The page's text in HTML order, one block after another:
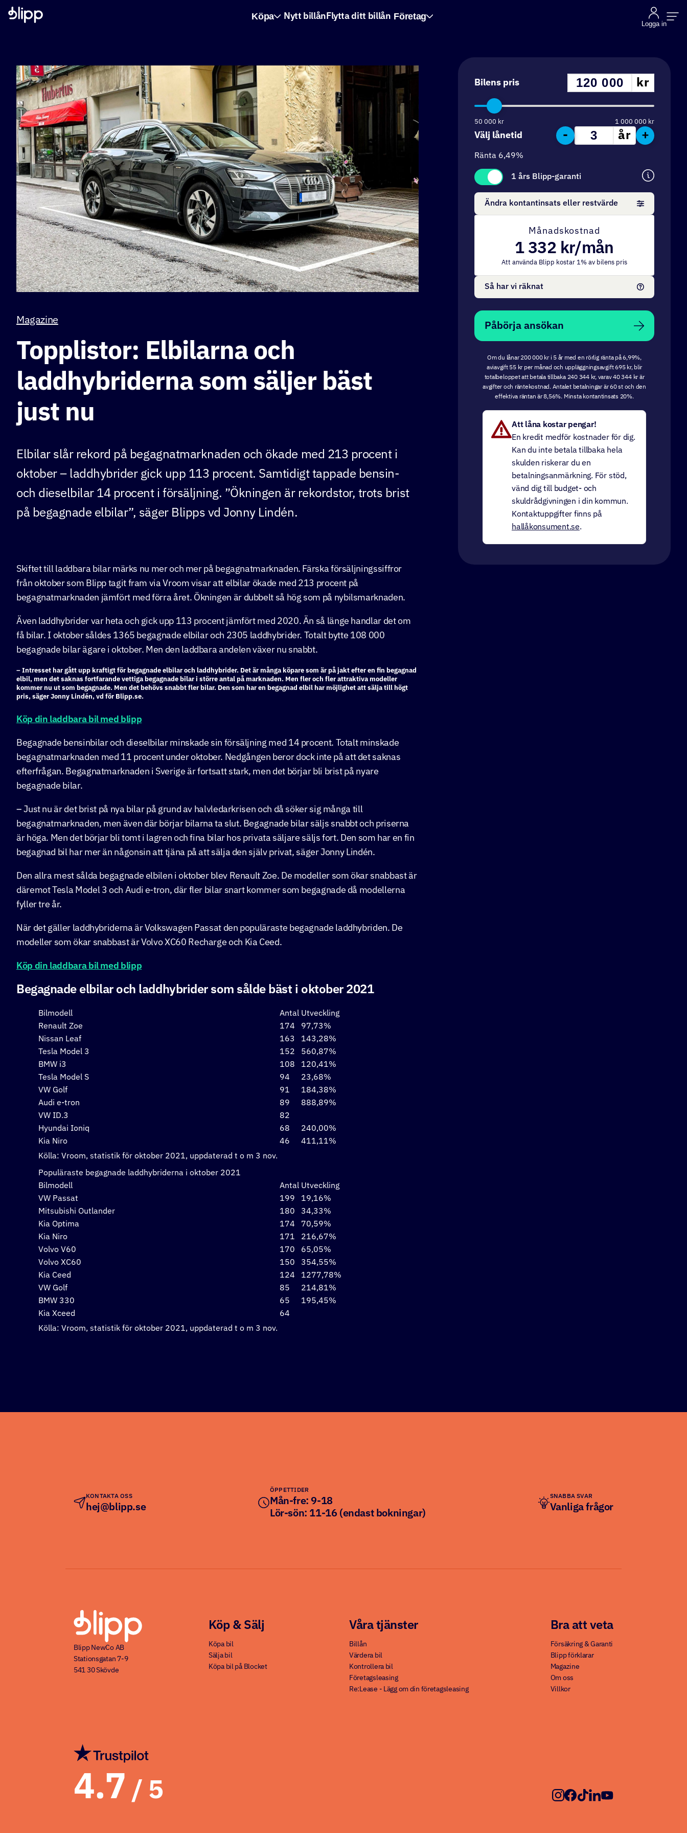
Köpa Nytt billån Flytta ditt billån Företag
Logga in
Magazine
Topplistor: Elbilarna och
laddhybriderna som säljer bäst
just nu
Elbilar slår rekord på begagnatmarknaden och ökade med 213 procent i
oktober – laddhybrider gick upp 113 procent. Samtidigt tappade bensin-
och dieselbilar 14 procent i försäljning. ”Ökningen är rekordstor, trots brist
på begagnade elbilar”, säger Blipps vd Jonny Lindén.
Skiftet till laddbara bilar märks nu mer och mer på begagnatmarknaden. Färska försäljningssiffror
från oktober som Blipp tagit fram via Vroom visar att elbilar ökade med 213 procent på
begagnatmarknaden jämfört med förra året. Ökningen är dubbelt så hög som på nybilsmarknaden.
Även laddhybrider var heta och gick upp 113 procent jämfört med 2020. Än så länge handlar det om
få bilar. I oktober såldes 1365 begagnade elbilar och 2305 laddhybrider. Totalt bytte 108 000
begagnade bilar ägare i oktober. Men den laddbara andelen växer nu snabbt.
– Intresset har gått upp kraftigt för begagnade elbilar och laddhybrider. Det är många köpare som är på jakt efter en fin begagnad
elbil, men det saknas fortfarande vettiga begagnade bilar i större antal på marknaden. Men fler och fler attraktiva modeller
kommer nu ut som begagnade. Men det behövs snabbt fler bilar. Den som har en begagnad elbil har möjlighet att sälja till högt
pris, säger Jonny Lindén, vd för Blipp.se.
Köp din laddbara bil med blipp
Begagnade bensinbilar och dieselbilar minskade sin försäljning med 14 procent. Totalt minskade
begagnatmarknaden med 11 procent under oktober. Nedgången beror dock inte på att det saknas
efterfrågan. Begagnatmarknaden i Sverige är fortsatt stark, men det börjar bli brist på nyare
begagnade bilar.
– Just nu är det brist på nya bilar på grund av halvledarkrisen och då söker sig många till
begagnatmarknaden, men även där börjar bilarna ta slut. Begagnade bilar säljs snabbt och priserna
är höga. Men det börjar bli tomt i lagren och fina bilar hos privata säljare säljs fort. Den som har en fin
begagnad bil har mer än någonsin att tjäna på att sälja den själv privat, säger Jonny Lindén.
Den allra mest sålda begagnade elbilen i oktober blev Renault Zoe. De modeller som ökar snabbast är
däremot Tesla Model 3 och Audi e-tron, där fler bilar snart kommer som begagnade då modellerna
fyller tre år.
När det gäller laddhybriderna är Volkswagen Passat den populäraste begagnade laddhybriden. De
modeller som ökar snabbast är Volvo XC60 Recharge och Kia Ceed.
Köp din laddbara bil med blipp
Begagnade elbilar och laddhybrider som sålde bäst i oktober 2021
Bilmodell Antal Utveckling
Renault Zoe
174
97,73%
Nissan Leaf
163
143,28%
Tesla Model 3
152
560,87%
BMW i3
108
120,41%
Tesla Model S
94
23,68%
VW Golf
91
184,38%
Audi e-tron
89
888,89%
VW ID.3
82
Hyundai Ioniq
68
240,00%
Kia Niro
46
411,11%
Kölla: Vroom, statistik för oktober 2021, uppdaterad t o m 3 nov.
Populäraste begagnade laddhybriderna i oktober 2021
Bilmodell
Antal Utveckling
VW Passat
199
19,16%
Mitsubishi Outlander
180
34,33%
Kia Optima
174
70,59%
Kia Niro
171
216,67%
Volvo V60
170
65,05%
Volvo XC60
150
354,55%
Kia Ceed
124
1277,78%
VW Golf
85
214,81%
BMW 330
65
195,45%
Kia Xceed
64
Kölla: Vroom, statistik för oktober 2021, uppdaterad t o m 3 nov.
Bilens pris kr
50 000 kr 1 000 000 kr
Välj lånetid - år +
Ränta 6,49%
1 års Blipp-garanti
Ändra kontantinsats eller restvärde
Månadskostnad
1 332 kr/mån
Att använda Blipp kostar 1% av bilens pris
Så har vi räknat
Påbörja ansökan
Om du lånar 200 000 kr i 5 år med en rörlig ränta på 6,99%,
aviavgift 55 kr per månad och uppläggningsavgift 695 kr, blir
totalbeloppet att betala tillbaka 240 344 kr, varav 40 344 kr är
avgifter och räntekostnad. Antalet betalningar är 60 st och den
effektiva räntan är 8,56%. Minsta kontantinsats 20%.
Att låna kostar pengar!
En kredit medför kostnader för dig.
Kan du inte betala tillbaka hela
skulden riskerar du en
betalningsanmärkning. För stöd,
vänd dig till budget- och
skuldrådgivningen i din kommun.
Kontaktuppgifter finns på
hallåkonsument.se.
KONTAKTA OSS
hej@blipp.se
ÖPPETTIDER
Mån-fre: 9-18
Lör-sön: 11-16 (endast bokningar)
SNABBA SVAR
Vanliga frågor
Blipp NewCo AB
Stationsgatan 7-9
541 30 Skövde
Köp & Sälj
Köpa bil
Sälja bil
Köpa bil på Blocket
Våra tjänster
Billån
Värdera bil
Kontrollera bil
Företagsleasing
Re:Lease - Lägg om din företagsleasing
Bra att veta
Försäkring & Garanti
Blipp förklarar
Magazine
Om oss
Villkor
4.7 / 5